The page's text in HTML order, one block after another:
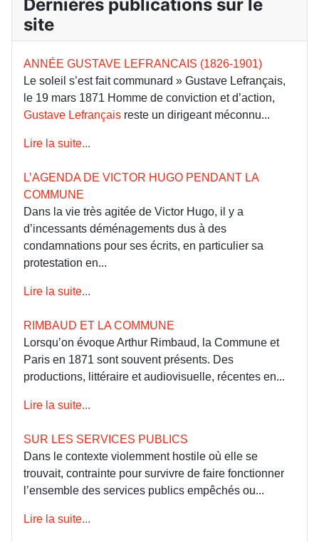
Dernières publications sur le
site
ANNÉE GUSTAVE LEFRANCAIS (1826-1901)
Le soleil s’est fait communard » Gustave Lefrançais,
le 19 mars 1871 Homme de conviction et d’action,
Gustave Lefrançais reste un dirigeant méconnu...
Lire la suite...
L’AGENDA DE VICTOR HUGO PENDANT LA
COMMUNE
Dans la vie très agitée de Victor Hugo, il y a
d’incessants déménagements dus à des
condamnations pour ses écrits, en particulier sa
protestation en...
Lire la suite...
RIMBAUD ET LA COMMUNE
Lorsqu’on évoque Arthur Rimbaud, la Commune et
Paris en 1871 sont souvent présents. Des
productions, littéraire et audiovisuelle, récentes en...
Lire la suite...
SUR LES SERVICES PUBLICS
Dans le contexte violemment hostile où elle se
trouvait, contrainte pour survivre de faire fonctionner
l’ensemble des services publics empêchés ou...
Lire la suite...